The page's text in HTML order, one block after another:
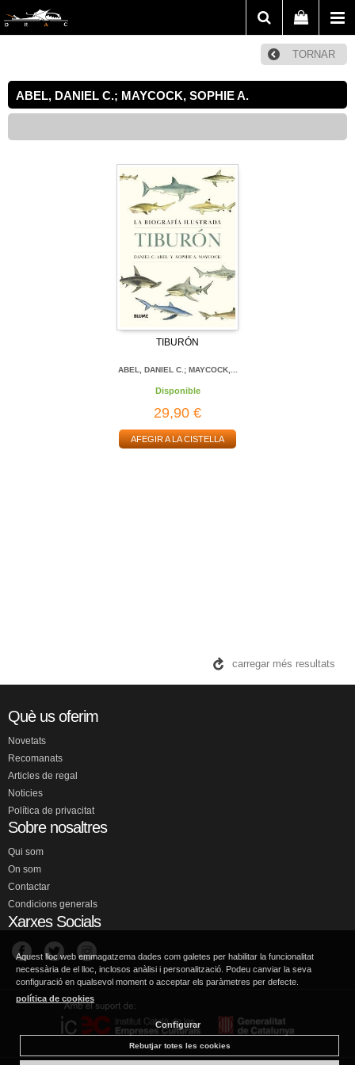
TORNAR
ABEL, DANIEL C.; MAYCOCK, SOPHIE A.
TIBURÓN
ABEL, DANIEL C.; MAYCOCK,...
Disponible
29,90 €
AFEGIR A LA CISTELLA
carregar més resultats
Què us oferim
Novetats
Recomanats
Articles de regal
Noticies
Política de privacitat
Sobre nosaltres
Qui som
On som
Contactar
Condicions generals
Xarxes Socials
Aquest lloc web emmagatzema dades com galetes per habilitar la funcionalitat
necessària de el lloc, inclosos anàlisi i personalització. Podeu canviar la seva
configuració en qualsevol moment o acceptar els paràmetres per defecte.
política de cookies
Configurar
Rebutjar totes les cookies